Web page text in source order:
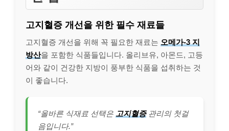
고지혈증 개선을 위한 필수 재료들
고지혈증 개선을 위해 꼭 필요한 재료는 오메가-3 지
방산을 포함한 식품들입니다. 올리브유, 아몬드, 고등
어와 같이 건강한 지방이 풍부한 식품을 섭취하는 것
이 좋습니다.
“올바른 식재료 선택은 고지혈증관리의 첫걸
음입니다.”